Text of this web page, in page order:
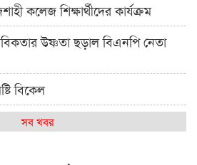
কলেজ শিক্ষার্থীদের কার্যক্রম
উষ্ণতা ছড়াল বিএনপি নেতা
বিকেল
মধ্যবিত্তরা
সব খবর